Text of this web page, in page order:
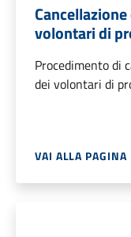
volontari di
Procedimento di
dei volontari di
VAI ALLA PAGINA